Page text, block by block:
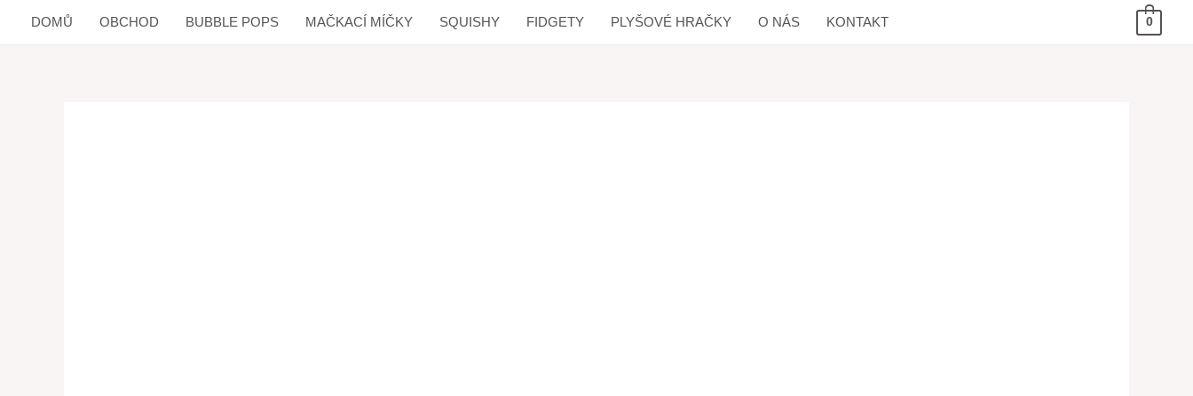
DOMŮ OBCHOD BUBBLE POPS MAČKACÍ MÍČKY SQUISHY FIDGETY PLYŠOVÉ HRAČKY O NÁS KONTAKT 0